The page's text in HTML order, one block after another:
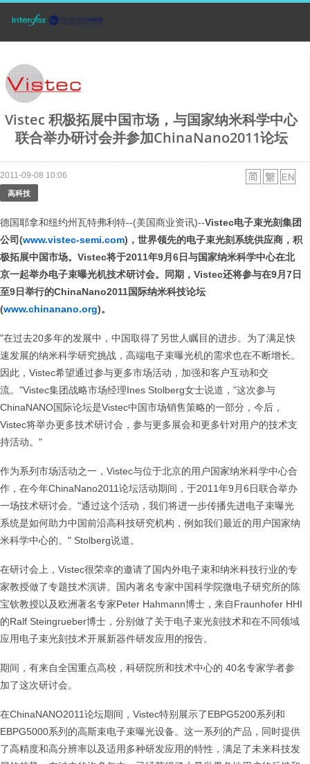
Vistec 积极拓展中国市场，与国家纳米科学中心
联合举办研讨会并参加ChinaNano2011论坛
2011-09-08 10:06
高科技
德国耶拿和纽约州瓦特弗利特--(美国商业资讯)--Vistec电子束光刻集团
公司(www.vistec-semi.com) ，世界领先的电子束光刻系统供应商，积
极拓展中国市场。 Vistec将于2011年9月 6日与国家纳米科学中心在北
京一起举办电子束曝光机技术研讨会。同期， Vistec还将参与在9月 7日
至9日举行的ChinaNano2011国际纳米科技论坛
(www.chinanano.org)。
"在过去20多年的发展中，中国取得了另世人瞩目的进步。为了满足快
速发展的纳米科学研究挑战，高端电子束曝光机的需求也在不断增长。
因此，Vistec希望通过参与更多市场活动，加强和客户互动和交
流。"Vistec集团战略市场经理Ines Stolberg女士说道，"这次参与
ChinaNANO国际论坛是Vistec中国市场销售策略的一部分，今后，
Vistec将举办更多技术研讨会，参与更多展会和更多针对用户的技术支
持活动。"
作为系列市场活动之一，Vistec与位于北京的用户国家纳米科学中心合
作，在今年ChinaNano2011论坛活动期间，于2011年9月6日联合举办
一场技术研讨会。"通过这个活动，我们将进一步传播先进电子束曝光
系统是如何助力中国前沿高科技研究机构，例如我们最近的用户国家纳
米科学中心的。" Stolberg说道。
在研讨会上，Vistec很荣幸的邀请了国内外电子束和纳米科技行业的专
家教授做了专题技术演讲。国内著名专家中国科学院微电子研究所的陈
宝钦教授以及欧洲著名专家Peter Hahmann博士，来自Fraunhofer HHI
的Ralf Steingrueber博士，分别做了关于电子束光刻技术和在不同领域
应用电子束光刻技术开展新器件研发应用的报告。
期间，有来自全国重点高校，科研院所和技术中心的 40名专家学者参
加了这次研讨会。
在ChinaNANO2011论坛期间，Vistec特别展示了EBPG5200系列和
EBPG5000系列的高斯束电子束曝光设备。这一系列的产品，同时提供
了高精度和高分辨率以及适用多种研发应用的特性，满足了未来科技发